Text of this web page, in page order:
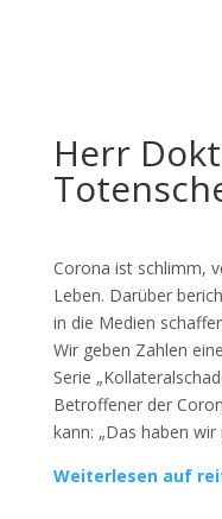
Herr
Corona ist schlimm,
Leben. Darüber
in die Medien
Wir geben Zahlen
Serie
Betroffener der
kann: „Das haben wir
Weiterlesen auf